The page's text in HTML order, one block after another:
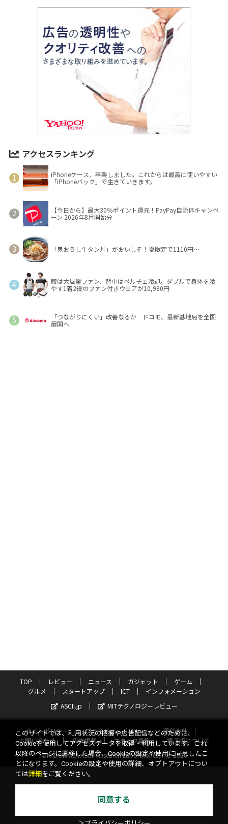
アクセスランキング
iPhoneケース、卒業しました。これからは最高に使いやすい
「iPhoneバック」で生きていきます。
【今日から】最大30％ポイント還元！PayPay自治体キャンペ
ーン 2026年8月開始分
「鬼おろし牛タン丼」がおいしそ！夏限定で1110円～
腰は大風量ファン、背中はペルチェ冷却。ダブルで身体を冷
やす1着2役のファン付きウェアが10,980円
「つながりにくい」改善なるか ドコモ、最新基地局を全国
展開へ
TOP レビュー ニュース ガジェット
ゲーム
グルメ
スタートアップ ICT
インフォメーション
ASCII.jp
MITテクノロジーレビュー
サイトポリシー プライバシーポリシー
運営会社
お問い合わせ
広告掲載 スタッフ募集
電子版について
©KADOKAWA ASCII Research Laboratories, Inc. 2026
このサイトでは、利用状況の把握や広告配信などのために、
Cookieを使用してアクセスデータを取得・利用しています。これ
以降のページに遷移した場合、Cookieの設定や使用に同意したこ
とになります。Cookieの設定や使用の詳細、オプトアウトについ
ては詳細 をご覧ください。
同意する